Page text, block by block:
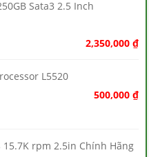
Sata3 2.5 Inch
2,350,000 ₫
L5520
500,000 ₫
15.7K rpm 2.5in Chính Hãng